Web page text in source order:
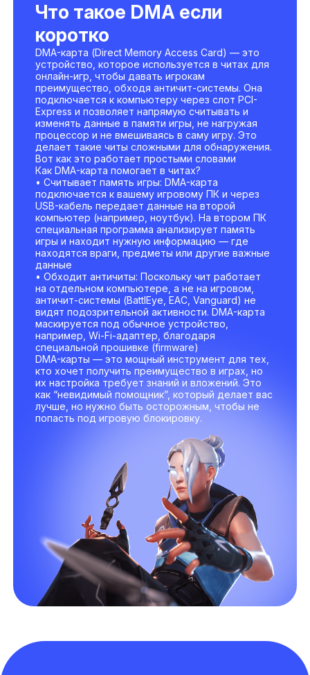
Что такое DMA если
коротко
DMA-карта (Direct Memory Access Card) — это
устройство, которое используется в читах для
онлайн-игр, чтобы давать игрокам
преимущество, обходя античит-системы. Она
подключается к компьютеру через слот PCI-
Express и позволяет напрямую считывать и
изменять данные в памяти игры, не нагружая
процессор и не вмешиваясь в саму игру. Это
делает такие читы сложными для обнаружения.
Вот как это работает простыми словами
Как DMA-карта помогает в читах?
• Считывает память игры: DMA-карта
подключается к вашему игровому ПК и через
USB-кабель передает данные на второй
компьютер (например, ноутбук). На втором ПК
специальная программа анализирует память
игры и находит нужную информацию — где
находятся враги, предметы или другие важные
данные
• Обходит античиты: Поскольку чит работает
на отдельном компьютере, а не на игровом,
античит-системы (BattlEye, EAC, Vanguard) не
видят подозрительной активности. DMA-карта
маскируется под обычное устройство,
например, Wi-Fi-адаптер, благодаря
специальной прошивке (firmware)
DMA-карты — это мощный инструмент для тех,
кто хочет получить преимущество в играх, но
их настройка требует знаний и вложений. Это
как “невидимый помощник”, который делает вас
лучше, но нужно быть осторожным, чтобы не
попасть под игровую блокировку.